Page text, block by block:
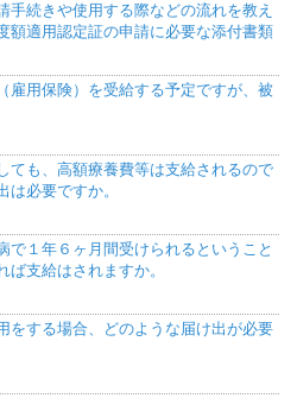
手続きや使用する際などの流れを教え
額適用認定証の申請に必要な添付書類
雇用保険）を受給する予定ですが、被
ても、高額療養費等は支給されるので
は必要ですか。
で１年６ヶ月間受けられるということ
支給はされますか。
をする場合、どのような届け出が必要